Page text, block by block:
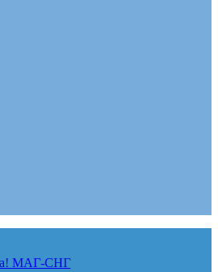
МАГ-СНГ